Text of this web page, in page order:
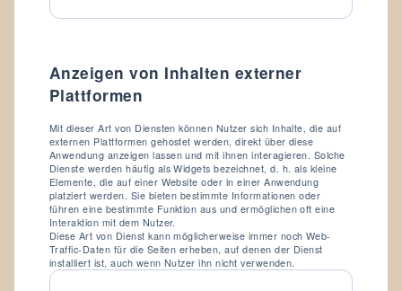
Daten:
Anzeigen von Inhalten externer
Plattformen
Mit dieser Art von Diensten können Nutzer sich Inhalte, die auf
externen Plattformen gehostet werden, direkt über diese
Anwendung anzeigen lassen und mit ihnen interagieren. Solche
Dienste werden häufig als Widgets bezeichnet, d. h. als kleine
Elemente, die auf einer Website oder in einer Anwendung
platziert werden. Sie bieten bestimmte Informationen oder
führen eine bestimmte Funktion aus und ermöglichen oft eine
Interaktion mit dem Nutzer.
Diese Art von Dienst kann möglicherweise immer noch Web-
Traffic-Daten für die Seiten erheben, auf denen der Dienst
installiert ist, auch wenn Nutzer ihn nicht verwenden.